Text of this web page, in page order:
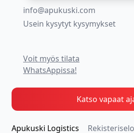
info@apukuski.com
Usein kysytyt kysymykset
Voit myös tilata
WhatsAppissa!
Katso vapaat
Apukuski Logistics